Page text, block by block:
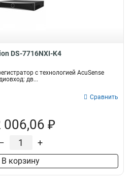
DS-7716NXI-K4
с технологией AcuSense
дв...
Сравнить
006,06 ₽
+
В корзину